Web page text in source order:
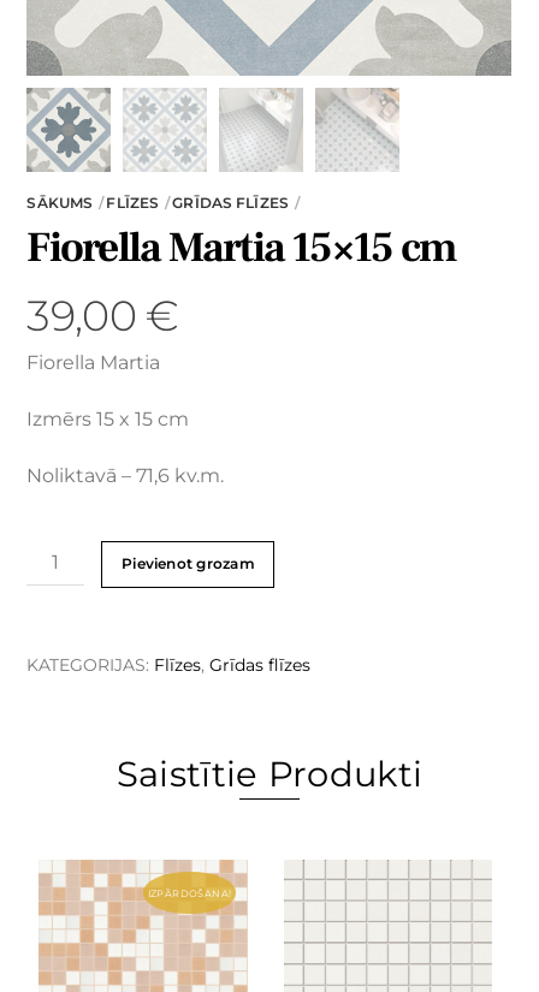
SĀKUMS FLĪZES GRĪDAS FLĪZES
Fiorella Martia 15×15 cm
39,00 €
Fiorella Martia
Izmērs 15 x 15 cm
Noliktavā – 71,6 kv.m.
Pievienot grozam
KATEGORIJAS: Flīzes,Grīdas flīzes
Saistītie Produkti
IZPĀRDOŠANA!